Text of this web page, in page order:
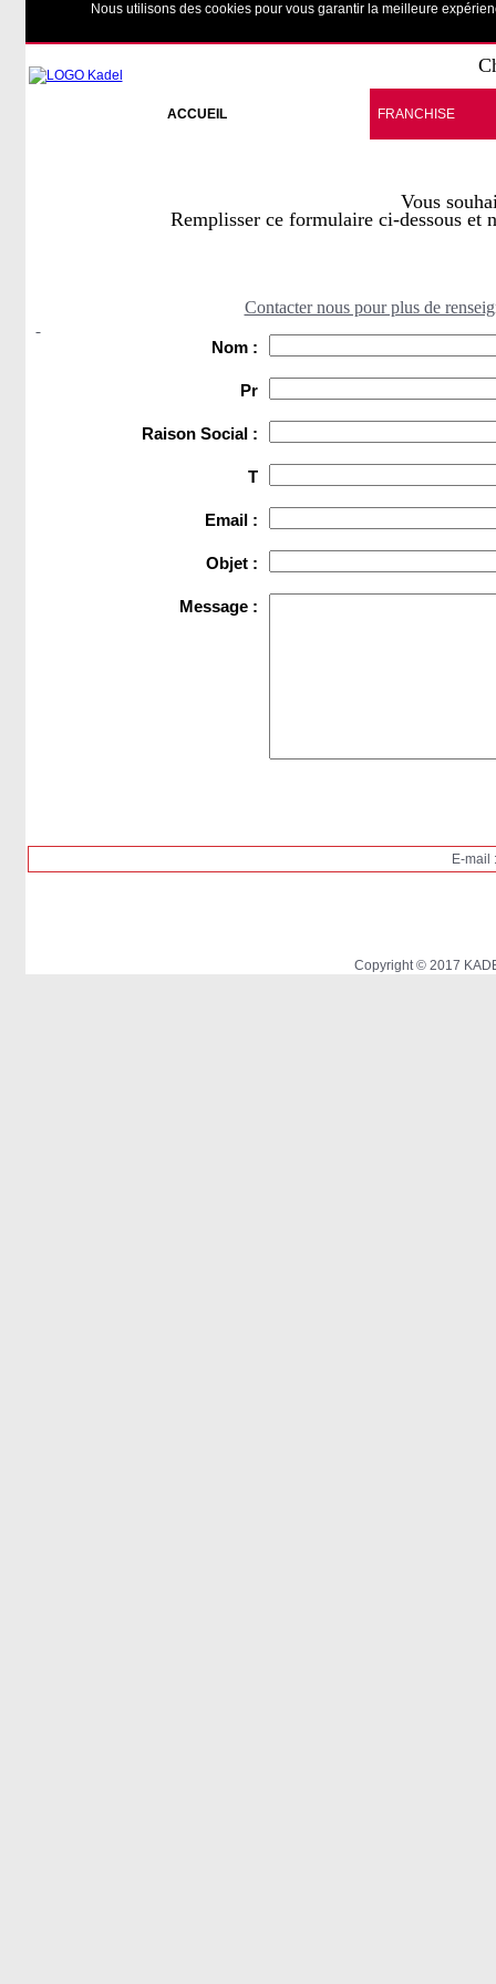
ACCUEIL FRANCHISE
Vous
Remplisser ce formulaire ci-dessous et
Contacter nous pour plus de
Nom :
Pr
Raison Social :
T
Email :
Objet :
Message :
E-mail :
Copyright © 2017
Nous utilisons des cookies pour vous garantir la meilleure